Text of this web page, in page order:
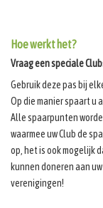
Hoe werkt het?
Vraag een speciale
Gebruik deze pas bij
Op die manier spaart u
Alle spaarpunten
waarmee uw Club de
op, het is ook mogelijk
kunnen doneren aan
verenigingen!